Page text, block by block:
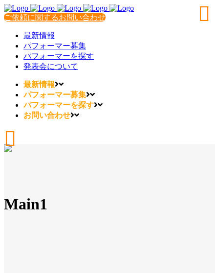
ご依頼に関するお問い合わせ
最新情報
パフォーマー募集
パフォーマーを探す
発表会について
最新情報
パフォーマー募集
パフォーマーを探す
お問い合わせ
Main1